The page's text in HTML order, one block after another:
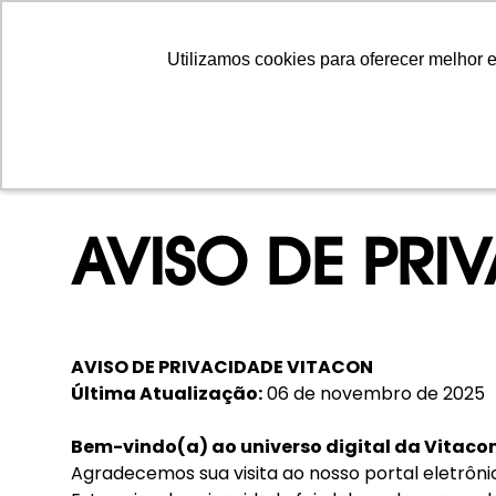
Utilizamos cookies para oferecer melhor
Utilizamos cookies para oferecer melhor
AVISO DE
AVISO DE PRIVACIDADE VITACON
Última Atualização:06 de novembro de 2025
Bem-vindo(a) ao universo digital da
Agradecemos sua visita ao nosso portal